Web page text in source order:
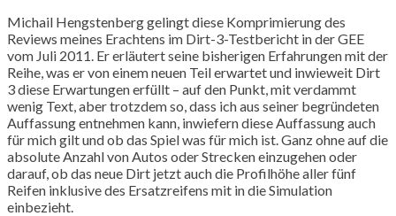
Michail Hengstenberg gelingt diese Komprimierung des
Reviews meines Erachtens im Dirt-3-Testbericht in der GEE
vom Juli 2011. Er erläutert seine bisherigen Erfahrungen mit der
Reihe, was er von einem neuen Teil erwartet und inwieweit Dirt
3 diese Erwartungen erfüllt – auf den Punkt, mit verdammt
wenig Text, aber trotzdem so, dass ich aus seiner begründeten
Auffassung entnehmen kann, inwiefern diese Auffassung auch
für mich gilt und ob das Spiel was für mich ist. Ganz ohne auf die
absolute Anzahl von Autos oder Strecken einzugehen oder
darauf, ob das neue Dirt jetzt auch die Profilhöhe aller fünf
Reifen inklusive des Ersatzreifens mit in die Simulation
einbezieht.